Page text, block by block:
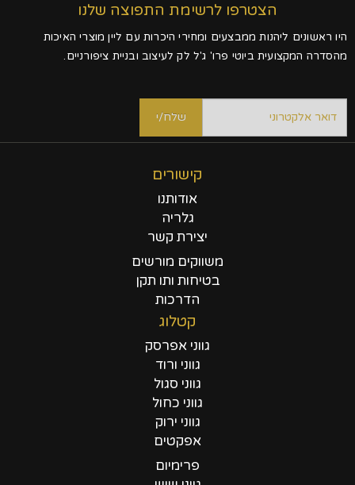
הצטרפו לרשימת התפוצה שלנו
היו ראשונים ליהנות ממבצעים ומחירי היכרות עם ליין מוצרי האיכות
מהסדרה המקצועית ביוטי פרו' ג'ל לק לעיצוב ובניית ציפורניים.
קישורים
אודותנו
גלריה
יצירת קשר
משווקים מורשים
בטיחות ותו תקן
הדרכות
קטלוג
גווני אפרסק
גווני ורוד
גווני סגול
גווני כחול
גווני ירוק
אפקטים
פרימיום